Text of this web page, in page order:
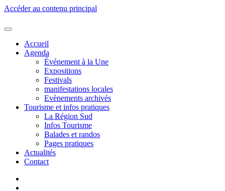
Accéder au contenu principal
Accueil
Agenda
Événement à la Une
Expositions
Festivals
manifestations locales
Evènements archivés
Tourisme et infos pratiques
La Région Sud
Infos Tourisme
Balades et randos
Pages pratiques
Actualités
Contact